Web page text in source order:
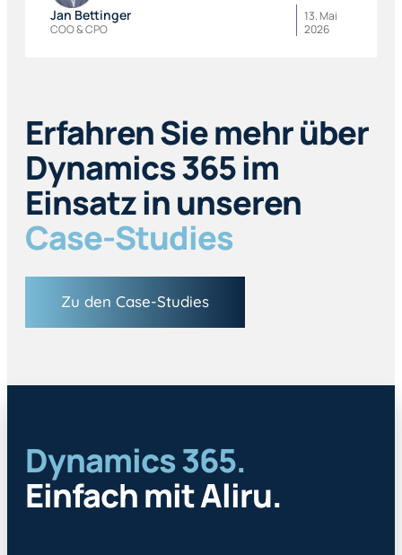
Jan Bettinger
COO & CPO
13. Mai
2026
Erfahren Sie mehr über
Dynamics 365 im
Einsatz in unseren
Case-Studies
Zu den Case-Studies
Dynamics 365.
Einfach mit Aliru.